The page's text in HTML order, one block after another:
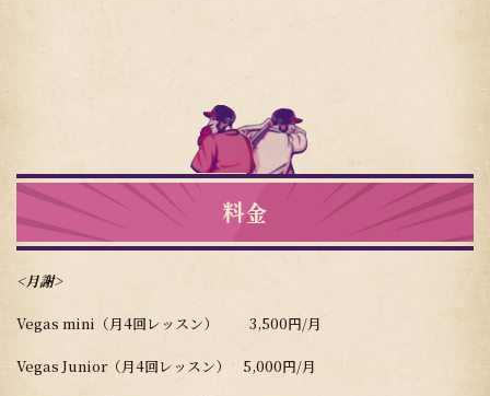
料金
<月謝>
Vegas mini（月4回レッスン） 3,500円/月
Vegas Junior（月4回レッスン） 5,000円/月